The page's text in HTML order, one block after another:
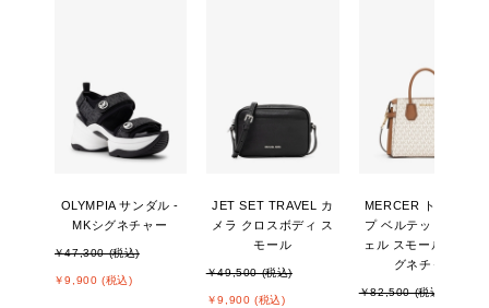
OLYMPIA サンダル -
MKシグネチャー
￥47,300 (税込)
￥9,900 (税込)
JET SET TRAVEL カ
メラ クロスボディ ス
モール
￥49,500 (税込)
￥9,900 (税込)
MERCER トップジッ
プ ベルテッド サッチ
ェル スモール - MKシ
グネチャー
￥82,500 (税込)